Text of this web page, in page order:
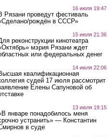
16 июля 19:47
Рязани проведут фестиваль
рождён в СССР»
15 июля 21:36
реконструкции кинотеатра
мэрия Рязани ждет
или федеральных денег
14 июля 22:06
квалификационная
судей 17 июля рассмотрит
Елены Сапуновой об
13 июля 19:15
январе понадобилось меня
устранить» — Константин
в суде